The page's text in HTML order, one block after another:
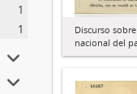
1
1
Discurso
nacional del